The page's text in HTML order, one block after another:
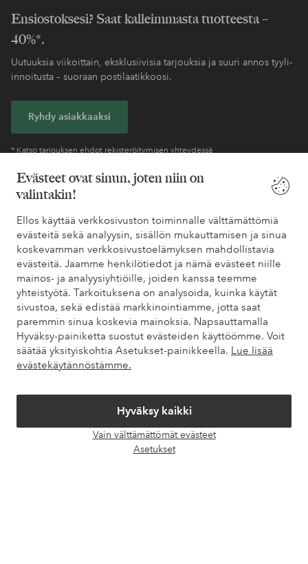
Evästeet ovat sinun, joten niin on
valintakin!
Ellos käyttää verkkosivuston toiminnalle välttämättömiä
evästeitä sekä analyysin, sisällön mukauttamisen ja sinua
koskevamman verkkosivustoelämyksen mahdollistavia
evästeitä. Jaamme henkilötiedot ja nämä evästeet niille
mainos- ja analyysiyhtiöille, joiden kanssa teemme
yhteistyötä. Tarkoituksena on analysoida, kuinka käytät
sivustoa, sekä edistää markkinointiamme, jotta saat
paremmin sinua koskevia mainoksia. Napsauttamalla
Hyväksy-painiketta suostut evästeiden käyttöömme. Voit
säätää yksityiskohtia Asetukset-painikkeella. Lue lisää
evästekäytännöstämme.
Hyväksy kaikki
Vain välttämättömät evästeet
Asetukset
Ensiostoksesi? Saat kalleimmasta tuotteesta –
40%*.
Uutuuksia viikoittain, eksklusiivisia tarjouksia ja suuri annos tyyli-
innoitusta – suoraan postilaatikkoosi.
Ryhdy asiakkaaksi
* Katso tarjouksen ehdot rekisteröitymisen yhteydessä
Tarvitsetko apua?
Löydät vastaukset useimmin kysyttyihin kysymyksiin usein
kysytyistä kysymyksistä. Löydät myös tietoa siitä, miten voit ottaa
meihin yhteyttä.
Asiakaspalvelu Tilaukset Maksutavat
Omat sivut